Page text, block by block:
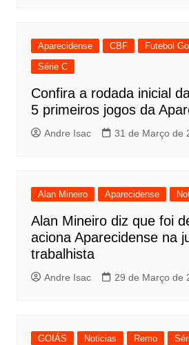
Aparecidense CBF Futebol
Série C
Confira a rodada inicial
5 primeiros jogos da
Andre Isac 31 de Março de
Alan Mineiro Aparecidense
Alan Mineiro diz que foi
aciona Aparecidense na
trabalhista
Andre Isac 29 de Março de
GOIÁS Noticias Remo